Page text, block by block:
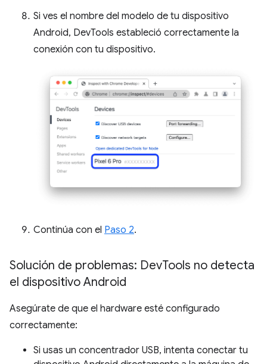
Si ves el nombre del modelo de tu dispositivo
Android, DevTools estableció correctamente la
conexión con tu dispositivo.
Continúa con el Paso 2.
Solución de problemas: DevTools no detecta
el dispositivo Android
Asegúrate de que el hardware esté configurado
correctamente:
Si usas un concentrador USB, intenta conectar tu